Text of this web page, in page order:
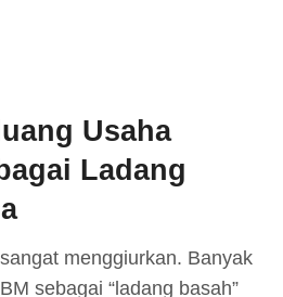
Usaha
Ladang
menggiurkan. Banyak
sebagai “ladang basah”